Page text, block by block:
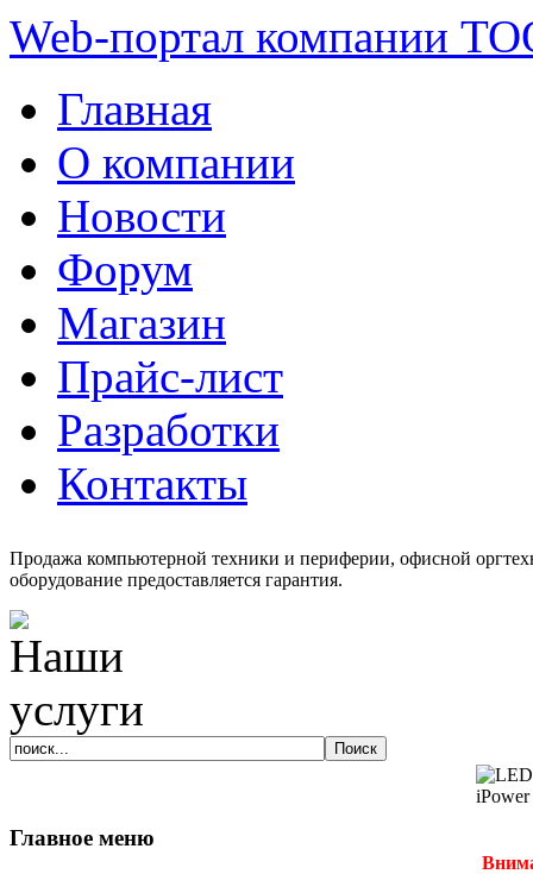
Web-портал компании
Главная
О компании
Новости
Форум
Магазин
Прайс-лист
Разработки
Контакты
Продажа компьютерной техники и периферии, офисной
оборудование предоставляется гарантия.
Главное меню